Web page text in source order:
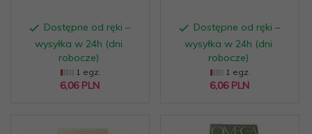
Dostępne od ręki –
wysyłka w 24h (dni
robocze)
1 egz.
6,06 PLN
Dostępne od ręki –
wysyłka w 24h (dni
robocze)
1 egz.
6,06 PLN